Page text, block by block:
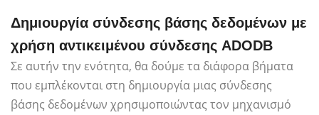
Δημιουργία σύνδεσης βάσης δεδομένων με
χρήση αντικειμένου σύνδεσης ADODB
Σε αυτήν την ενότητα, θα δούμε τα διάφορα βήματα
που εμπλέκονται στη δημιουργία μιας σύνδεσης
βάσης δεδομένων χρησιμοποιώντας τον μηχανισμό